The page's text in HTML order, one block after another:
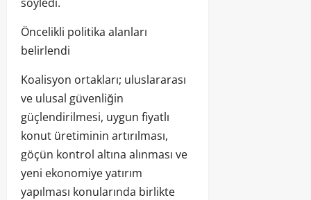
Öncelikli politika alanları
belirlendi
Koalisyon ortakları; uluslararası
ve ulusal güvenliğin
güçlendirilmesi, uygun fiyatlı
konut üretiminin artırılması,
göçün kontrol altına alınması ve
yeni ekonomiye yatırım
yapılması konularında birlikte